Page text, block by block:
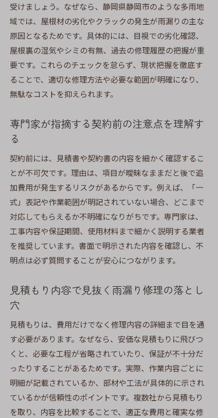
受けましょう。なぜなら、静岡県静岡市のような多雨地
域では、屋根材の劣化やクラックの発生が雨漏りの主な
原因となるためです。具体的には、目視での劣化確認、
屋根裏の湿気やシミの有無、過去の修理履歴の把握が重
要です。これらのチェックを怠らず、現状把握を徹底す
ることで、適切な修理方法や必要な範囲が明確になり、
無駄なコストを抑えられます。
専門家が指摘する契約前の注意点を理解す
る
契約前には、見積書や契約書の内容を細かく確認するこ
とが不可欠です。理由は、項目が曖昧なままだと後で追
加費用が発生するリスクがあるからです。例えば、「一
式」表記や作業範囲が明記されていない場合、どこまで
対応してもらえるか不明確になりがちです。専門家は、
工事内容や保証期間、使用材料まで細かく説明する業者
を推奨しています。書面で明示された内容を確認し、不
明点は必ず質問することが安心につながります。
見積もり内容で見抜く雨漏り修理の落とし
穴
見積もりは、費用だけでなく修理内容の詳細まで目を通
す必要があります。なぜなら、安価な見積もりに飛びつ
くと、必要な工程が省略されていたり、保証が不十分だ
ったりすることがあるためです。実際、作業内容ごとに
明細が記載されているか、部材や工法が具体的に示され
ているかが信頼性のポイントです。複数社から見積もり
を取り、内容を比較することで、適正な費用と確実な修